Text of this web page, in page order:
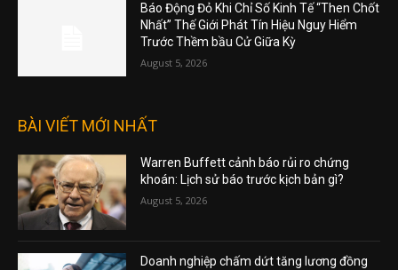
Báo Động Đỏ Khi Chỉ Số Kinh Tế “Then Chốt
Nhất” Thế Giới Phát Tín Hiệu Nguy Hiểm
Trước Thềm bầu Cử Giữa Kỳ
August 5, 2026
BÀI VIẾT MỚI NHẤT
Warren Buffett cảnh báo rủi ro chứng
khoán: Lịch sử báo trước kịch bản gì?
August 5, 2026
Doanh nghiệp chấm dứt tăng lương đồng